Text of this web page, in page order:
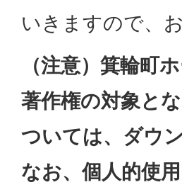
いきますので、
（注意）箕輪町
著作権の対象と
ついては、ダウ
なお、個人的使